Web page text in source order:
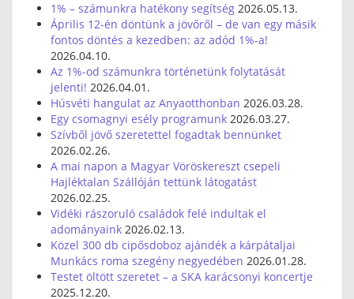
1% – számunkra hatékony segítség 2026.05.13.
Április 12-én döntünk a jövőről – de van egy másik
fontos döntés a kezedben: az adód 1%-a!
2026.04.10.
Az 1%-od számunkra történetünk folytatását
jelenti! 2026.04.01.
Húsvéti hangulat az Anyaotthonban 2026.03.28.
Egy csomagnyi esély programunk 2026.03.27.
Szívből jövő szeretettel fogadtak bennünket
2026.02.26.
A mai napon a Magyar Vöröskereszt csepeli
Hajléktalan Szállóján tettünk látogatást
2026.02.25.
Vidéki rászoruló családok felé indultak el
adományaink 2026.02.13.
Közel 300 db cipősdoboz ajándék a kárpátaljai
Munkács roma szegény negyedében 2026.01.28.
Testet öltött szeretet – a SKA karácsonyi koncertje
2025.12.20.